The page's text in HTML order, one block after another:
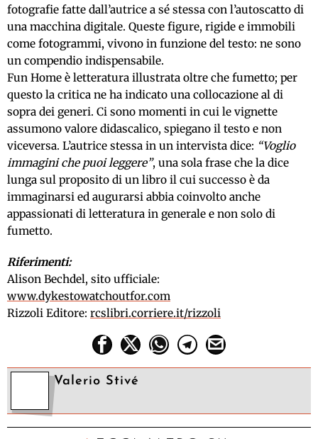
fotografie fatte dall’autrice a sé stessa con l’autoscatto di
una macchina digitale. Queste figure, rigide e immobili
come fotogrammi, vivono in funzione del testo: ne sono
un compendio indispensabile.
Fun Home è letteratura illustrata oltre che fumetto; per
questo la critica ne ha indicato una collocazione al di
sopra dei generi. Ci sono momenti in cui le vignette
assumono valore didascalico, spiegano il testo e non
viceversa. L’autrice stessa in un intervista dice: “Voglio
immagini che puoi leggere”, una sola frase che la dice
lunga sul proposito di un libro il cui successo è da
immaginarsi ed augurarsi abbia coinvolto anche
appassionati di letteratura in generale e non solo di
fumetto.
Riferimenti:
Alison Bechdel, sito ufficiale:
www.dykestowatchoutfor.com
Rizzoli Editore: rcslibri.corriere.it/rizzoli
Valerio Stivé